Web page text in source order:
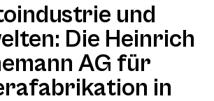
und
Die Heinrich
AG für
in